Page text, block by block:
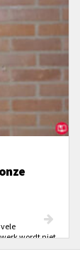
wordt niet
terugkrijgen?